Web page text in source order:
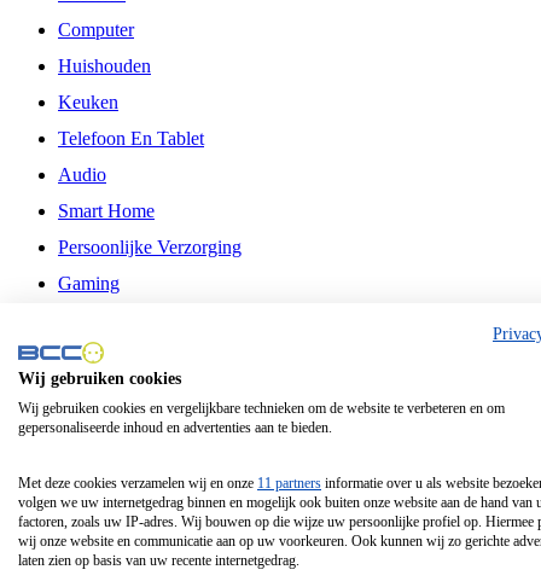
Computer
Huishouden
Keuken
Telefoon En Tablet
Audio
Smart Home
Persoonlijke Verzorging
Gaming
Philips
Schermgrootte 24 Inch
Schermgrootte 85 Inch
Schermgrootte 98 Inch
Tcl
Wij gebruiken cookies
Wij gebruiken cookies en vergelijkbare technieken om de website te verbeteren en om
gepersonaliseerde inhoud en advertenties aan te bieden.
Met deze cookies verzamelen wij en onze 11 partners informatie over u als website
volgen we uw internetgedrag binnen en mogelijk ook buiten onze website aan de hand van
factoren, zoals uw IP-adres. Wij bouwen op die wijze uw persoonlijke profiel op. Hiermee
wij onze website en communicatie aan op uw voorkeuren. Ook kunnen wij zo gerichte
laten zien op basis van uw recente internetgedrag.